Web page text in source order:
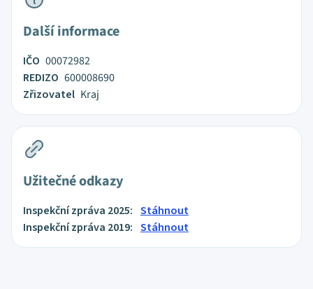
Další informace
IČO 00072982
REDIZO 600008690
Zřizovatel Kraj
Užitečné odkazy
Inspekční zpráva 2025: Stáhnout
Inspekční zpráva 2019: Stáhnout